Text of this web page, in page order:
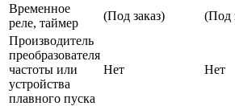
Временное
реле, таймер
(Под заказ) (Под
Производитель
преобразователя
частоты или
устройства
плавного пуска
Нет Нет